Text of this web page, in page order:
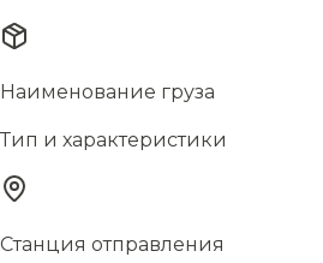
Наименование груза
Тип и характеристики
Станция отправления